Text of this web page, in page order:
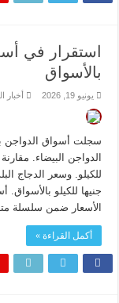
استقرار في
بالأسواق
يونيو 19, 2026 أخبار
سجلت أسواق الدواجن
جنيها للكيلو بالأسواق.
الأسعار ضمن سلسلة
أكمل القراءة »